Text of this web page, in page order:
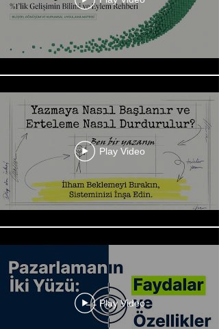
Play Video
Play Video